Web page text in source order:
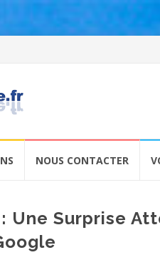
NOUS CONTACTER
Une Surprise